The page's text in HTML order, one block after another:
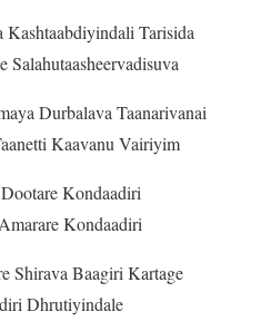
Tarisida
Durbalava Taanarivanai
Kaavanu Vairiyim
Kondaadiri
Kondaadiri
Shirava Baagiri Kartage
Dhrutiyindale